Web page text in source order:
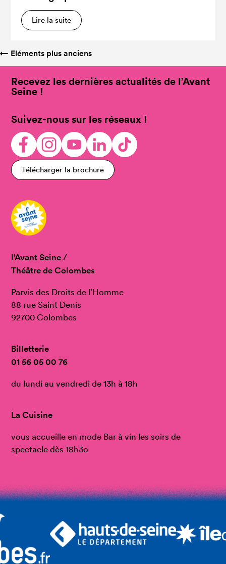
Lire la suite
← Eléments plus anciens
Recevez les dernières actualités de l’Avant
Seine !
Suivez-nous sur les réseaux !
Télécharger la brochure
l’Avant Seine /
Théâtre de Colombes
Parvis des Droits de l’Homme
88 rue Saint Denis
92700 Colombes
Billetterie
01 56 05 00 76
du lundi au vendredi de 13h à 18h
La Cuisine
vous accueille en mode Bar à vin les soirs de
spectacle dès 18h3o